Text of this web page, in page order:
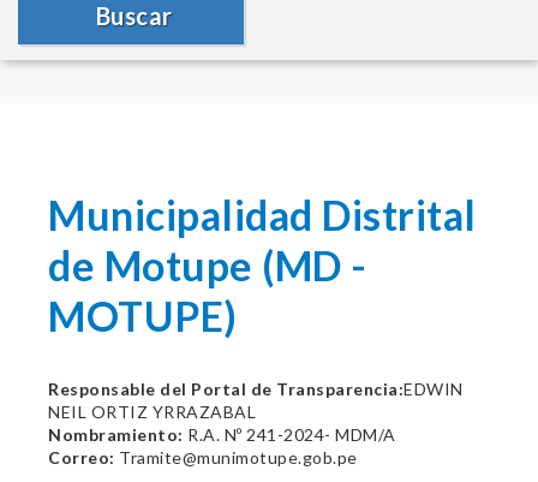
Buscar
Municipalidad Distrital
de Motupe (MD -
MOTUPE)
Responsable del Portal de Transparencia:EDWIN
NEIL ORTIZ YRRAZABAL
Nombramiento: R.A. Nº 241-2024- MDM/A
Correo: Tramite@munimotupe.gob.pe